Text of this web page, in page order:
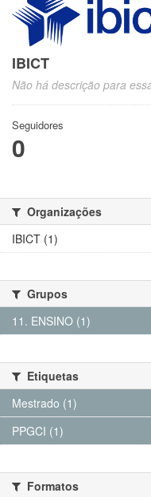
IBICT
Não há descrição para
Seguidores
0
Organizações
IBICT (1)
Grupos
11. ENSINO (1)
Etiquetas
Mestrado (1)
PPGCI (1)
Formatos